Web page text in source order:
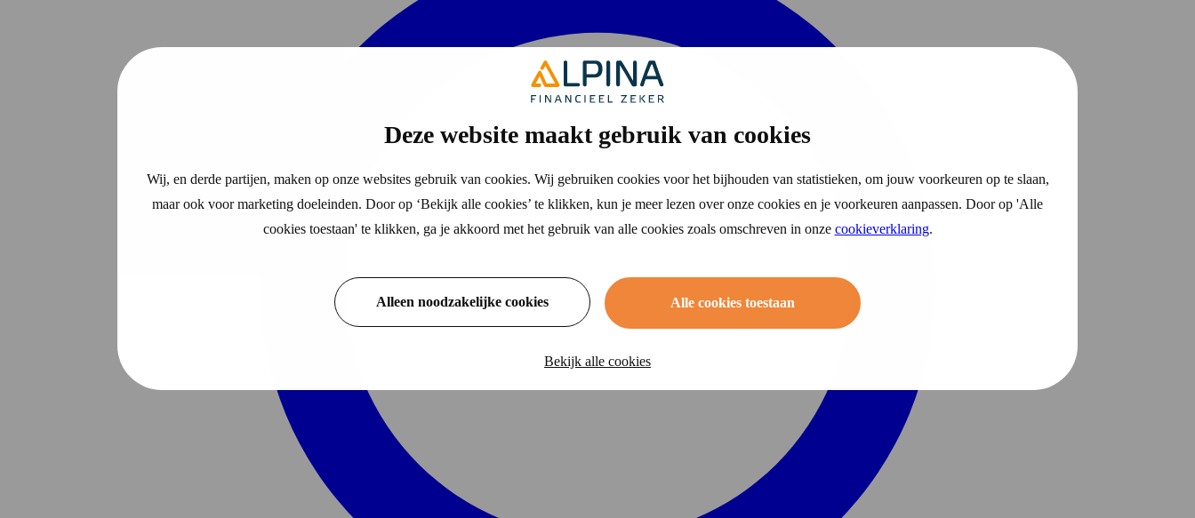
Deze website maakt gebruik van cookies
Wij, en derde partijen, maken op onze websites gebruik van cookies. Wij gebruiken cookies voor het bijhouden van statistieken, om jouw voorkeuren op te slaan,
maar ook voor marketing doeleinden. Door op ‘Bekijk alle cookies’ te klikken, kun je meer lezen over onze cookies en je voorkeuren aanpassen. Door op 'Alle
cookies toestaan' te klikken, ga je akkoord met het gebruik van alle cookies zoals omschreven in onze cookieverklaring.
Alleen noodzakelijke cookies Alle cookies toestaan
Bekijk alle cookies